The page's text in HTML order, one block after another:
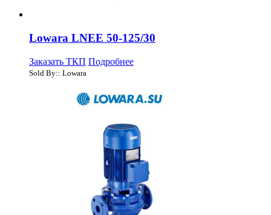
Lowara LNEE 50-125/30
Заказать ТКП Подробнее
Sold By:: Lowara